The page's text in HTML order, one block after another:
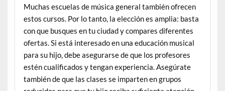
Muchas escuelas de música general también ofrecen
estos cursos. Por lo tanto, la elección es amplia: basta
con que busques en tu ciudad y compares diferentes
ofertas. Si está interesado en una educación musical
para su hijo, debe asegurarse de que los profesores
estén cualificados y tengan experiencia. Asegúrate
también de que las clases se imparten en grupos